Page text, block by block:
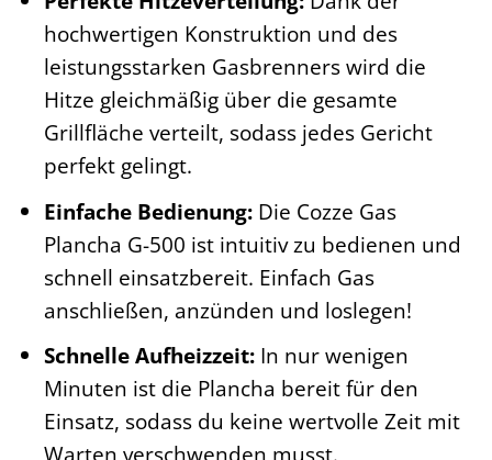
hochwertigen Konstruktion und des
leistungsstarken Gasbrenners wird die
Hitze gleichmäßig über die gesamte
Grillfläche verteilt, sodass jedes Gericht
perfekt gelingt.
Einfache Bedienung:Die Cozze Gas
Plancha G-500 ist intuitiv zu bedienen und
schnell einsatzbereit. Einfach Gas
anschließen, anzünden und loslegen!
Schnelle Aufheizzeit:In nur wenigen
Minuten ist die Plancha bereit für den
Einsatz, sodass du keine wertvolle Zeit mit
Warten verschwenden musst.